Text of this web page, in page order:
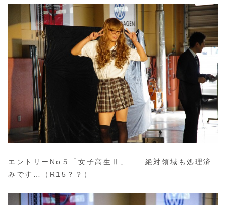
エントリーNo５「女子高生Ⅱ」 絶対領域も処理済
みです…（R15？？）